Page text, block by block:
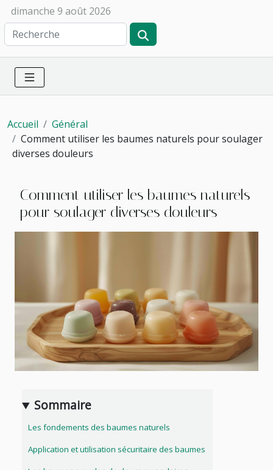
dimanche 9 août 2026
Accueil
Général
Comment utiliser les baumes naturels pour soulager
diverses douleurs
Comment utiliser les baumes naturels
pour soulager diverses douleurs
Sommaire
Les fondements des baumes naturels
Application et utilisation sécuritaire des baumes